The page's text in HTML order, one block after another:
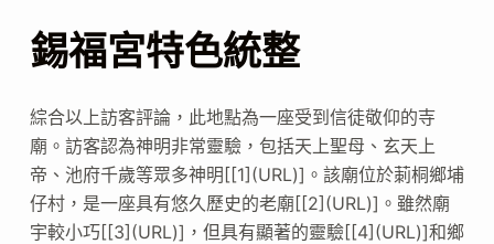
錫福宮特色統整
綜合以上訪客評論，此地點為一座受到信徒敬仰的寺
廟。訪客認為神明非常靈驗，包括天上聖母、玄天上
帝、池府千歲等眾多神明[[1](URL)]。該廟位於莿桐鄉埔
仔村，是一座具有悠久歷史的老廟[[2](URL)]。雖然廟
宇較小巧[[3](URL)]，但具有顯著的靈驗[[4](URL)]和鄉